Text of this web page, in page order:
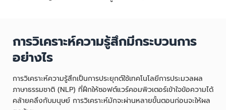
การวิเคราะห์ความรู้สึกมีกระบวนการ
อย่างไร
การวิเคราะห์ความรู้สึกเป็นการประยุกต์ใช้เทคโนโลยีการประมวลผล
ภาษาธรรมชาติ (NLP) ที่ฝึกให้ซอฟต์แวร์คอมพิวเตอร์เข้าใจข้อความได้
คล้ายคลึงกับมนุษย์ การวิเคราะห์มักจะผ่านหลายขั้นตอนก่อนจะให้ผล